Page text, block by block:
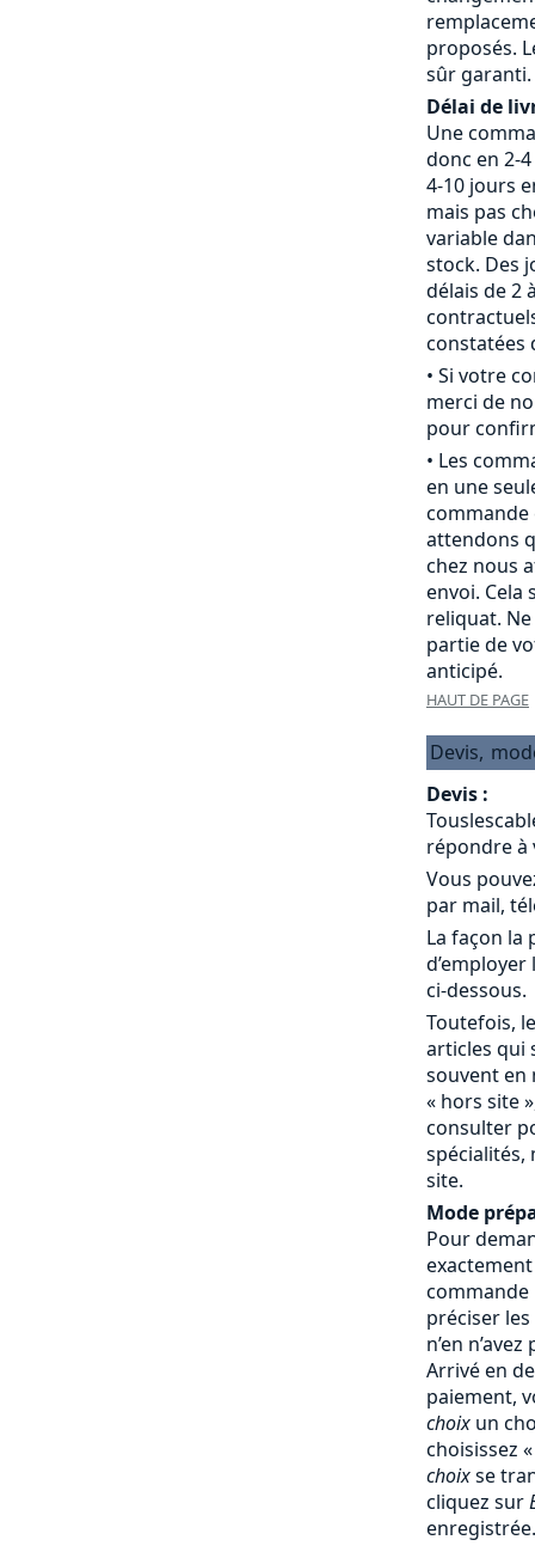
proposés.
sûr garanti.
Délai de
Une
donc en 2-
4-10 jours
mais pas
variable
stock. Des
délais de 2
constatées
• Si votre
merci de
pour
• Les
en une
attendons
chez nous
envoi. Cela
reliquat.
partie de
anticipé.
HAUT DE PAGE
Devis,
Devis :
répondre à
Vous
par mail,
La façon la
ci-dessous.
Toutefois,
articles qui
souvent en
« hors site
consulter
spécialités,
site.
Mode
Pour
commande
préciser
n’en
Arrivé en
paiement,
choix un
choisissez
choixse
cliquez sur
enregistrée.